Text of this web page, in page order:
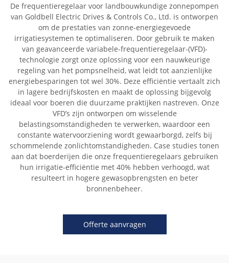
De frequentieregelaar voor landbouwkundige zonnepompen
van Goldbell Electric Drives & Controls Co., Ltd. is ontworpen
om de prestaties van zonne-energiegevoede
irrigatiesystemen te optimaliseren. Door gebruik te maken
van geavanceerde variabele-frequentieregelaar-(VFD)-
technologie zorgt onze oplossing voor een nauwkeurige
regeling van het pompsnelheid, wat leidt tot aanzienlijke
energiebesparingen tot wel 30%. Deze efficiëntie vertaalt zich
in lagere bedrijfskosten en maakt de oplossing bijgevolg
ideaal voor boeren die duurzame praktijken nastreven. Onze
VFD’s zijn ontworpen om wisselende
belastingsomstandigheden te verwerken, waardoor een
constante watervoorziening wordt gewaarborgd, zelfs bij
schommelende zonlichtomstandigheden. Case studies tonen
aan dat boerderijen die onze frequentieregelaars gebruiken
hun irrigatie-efficiëntie met 40% hebben verhoogd, wat
resulteert in hogere gewasopbrengsten en beter
bronnenbeheer.
Offerte aanvragen